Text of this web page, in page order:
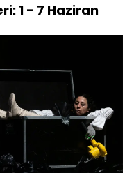
1 - 7 Haziran